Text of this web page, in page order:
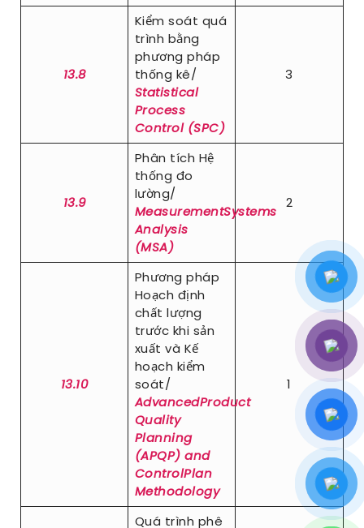
13.8
Kiểm soát quá
trình bằng
phương pháp
thống kê/
Statistical
Process
Control (SPC)
3
13.9
Phân tích Hệ
thống đo
lường/
MeasurementSystems
Analysis
(MSA)
2
13.10
Phương pháp
Hoạch định
chất lượng
trước khi sản
xuất và Kế
hoạch kiểm
soát/
AdvancedProduct
Quality
Planning
(APQP) and
ControlPlan
Methodology
1
Quá trình phê